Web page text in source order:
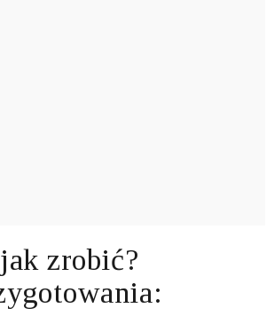
zrobić?